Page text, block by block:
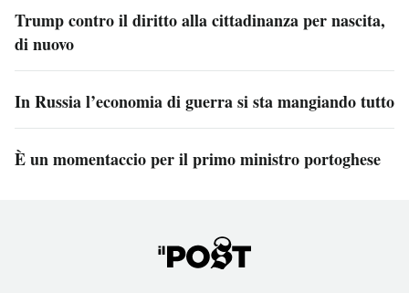
Trump contro il diritto alla cittadinanza per nascita,
di nuovo
In Russia l’economia di guerra si sta mangiando tutto
È un momentaccio per il primo ministro portoghese